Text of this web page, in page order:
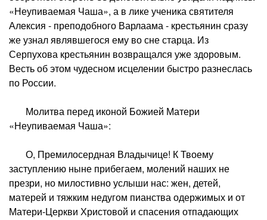
«Неупиваемая Чаша», а в лике ученика святителя
Алексия - преподобного Варлаама - крестьянин сразу
же узнал являвшегося ему во сне старца. Из
Серпухова крестьянин возвращался уже здоровым.
Весть об этом чудесном исцелении быстро разнеслась
по России.
Молитва перед иконой Божией Матери
«Неупиваемая Чаша»:
О, Премилосердная Владычице! К Твоему
заступлению ныне прибегаем, молений наших не
презри, но милостивно услыши нас: жен, детей,
матерей и тяжким недугом пианства одержимых и от
Матери-Церкви Христовой и спасения отпадающих